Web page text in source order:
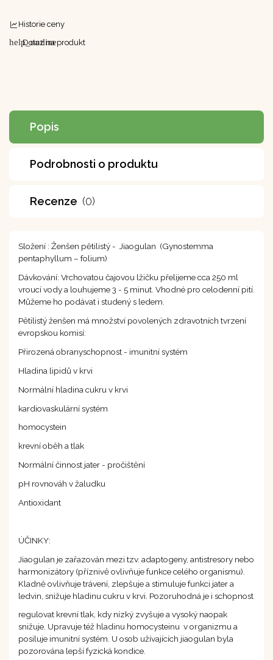
Historie ceny
help_outline
Dotaz na produkt
Popis
Podrobnosti o produktu
Recenze (0)
Složení : Ženšen pětilistý - Jiaogulan (Gynostemma
pentaphyllum – folium)
Dávkování: Vrchovatou čajovou lžičku přelijeme cca 250 ml
vroucí vody a louhujeme 3 - 5 minut. Vhodné pro celodenní pití.
Můžeme ho podávat i studený s ledem.
Pětilistý ženšen má množství povolených zdravotních tvrzení
evropskou komisí:
Přirozená obranyschopnost - imunitní systém
Hladina lipidů v krvi
Normální hladina cukru v krvi
kardiovaskulární systém
homocystein
krevní oběh a tlak
Normální činnost jater - pročištění
pH rovnováh v žaludku
Antioxidant
ÚČINKY:
Jiaogulan je zařazován mezi tzv. adaptogeny, antistresory nebo
harmonizátory (příznivě ovlivňuje funkce celého organismu).
Kladně ovlivňuje trávení, zlepšuje a stimuluje funkci jater a
ledvin, snižuje hladinu cukru v krvi. Pozoruhodná je i schopnost
regulovat krevní tlak, kdy nízký zvyšuje a vysoký naopak
snižuje. Upravuje též hladinu homocysteinu v organizmu a
posiluje imunitní systém. U osob užívajících jiaogulan byla
pozorována lepší fyzická kondice.